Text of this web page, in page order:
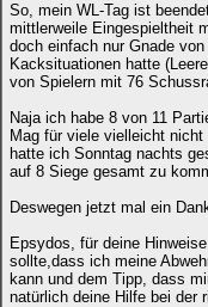
So, mein WL-Tag ist
mittlerweile Eingespieltheit
doch einfach nur Gnade
Kacksituationen hatte
von Spielern mit 76
Naja ich habe 8 von 11
Mag für viele vielleicht
hatte ich Sonntag nachts
auf 8 Siege gesamt zu
Deswegen jetzt mal ein
Epsydos, für deine
sollte,dass ich meine
kann und dem Tipp, dass
natürlich deine Hilfe bei der